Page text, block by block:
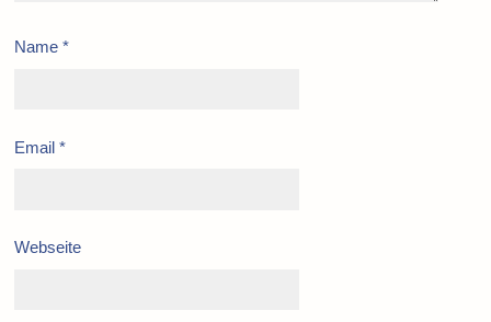
Name *
Email *
Webseite